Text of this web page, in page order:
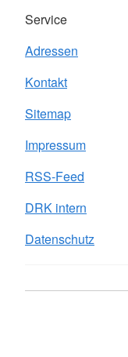
Service
Adressen
Kontakt
Sitemap
Impressum
RSS-Feed
DRK intern
Datenschutz